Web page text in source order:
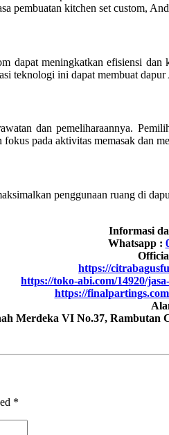
pembuatan kitchen set custom,
dapat meningkatkan efisiensi
teknologi ini dapat membuat
dan pemeliharaannya.
pada aktivitas memasak dan
penggunaan ruang di
Informasi
Whatsapp :
https://
https://toko-abi.com/14920/
https://
Merdeka VI No.37, Rambutan
*